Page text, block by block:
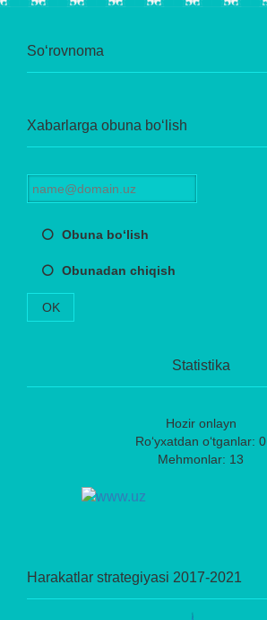
So‘rovnoma
Xabarlarga obuna bo‘lish
Obuna bo‘lish
Obunadan chiqish
OK
Statistika
Hozir onlayn
Ro‘yxatdan o‘tganlar: 0
Mehmonlar: 13
Harakatlar strategiyasi 2017-2021